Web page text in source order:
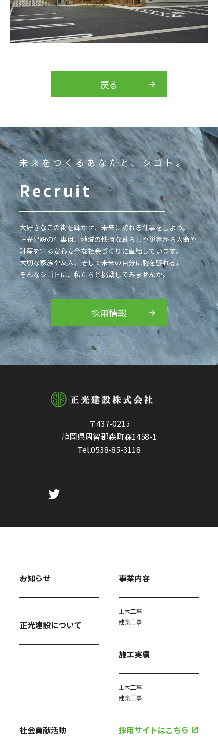
戻る
未来をつくるあなたと、シゴト。
Recruit
大好きなこの街を輝かせ、未来に誇れる仕事をしよう。
正光建設の仕事は、地域の快適な暮らしや災害から人命や
財産を守る安心安全な社会づくりに直結しています。
大切な家族や友人、そして未来の自分に胸を張れる。
そんなシゴトに、私たちと挑戦してみませんか。
採用情報
〒437-0215
静岡県周智郡森町森1458-1
Tel.0538-85-3118
お知らせ
正光建設について
事業内容
土木工事
建築工事
施工実績
土木工事
建築工事
社会貢献活動 採用サイトはこちら